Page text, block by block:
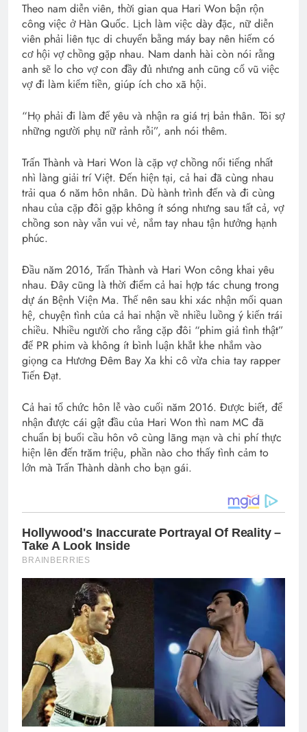
Theo nam diễn viên, thời gian qua Hari Won bận rộn
công việc ở Hàn Quốc. Lịch làm việc dày đặc, nữ diễn
viên phải liên tục di chuyển bằng máy bay nên hiếm có
cơ hội vợ chồng gặp nhau. Nam danh hài còn nói rằng
anh sẽ lo cho vợ con đầy đủ nhưng anh cũng cổ vũ việc
vợ đi làm kiếm tiền, giúp ích cho xã hội.
“Họ phải đi làm để yêu và nhận ra giá trị bản thân. Tôi sợ
những người phụ nữ rảnh rỗi”, anh nói thêm.
Trấn Thành và Hari Won là cặp vợ chồng nổi tiếng nhất
nhì làng giải trí Việt. Đến hiện tại, cả hai đã cùng nhau
trải qua 6 năm hôn nhân. Dù hành trình đến và đi cùng
nhau của cặp đôi gặp không ít sóng nhưng sau tất cả, vợ
chồng son này vẫn vui vẻ, nắm tay nhau tận hưởng hạnh
phúc.
Đầu năm 2016, Trấn Thành và Hari Won công khai yêu
nhau. Đây cũng là thời điểm cả hai hợp tác chung trong
dự án Bệnh Viện Ma. Thế nên sau khi xác nhận mối quan
hệ, chuyện tình của cả hai nhận về nhiều luồng ý kiến trái
chiều. Nhiều người cho rằng cặp đôi “phim giả tình thật”
để PR phim và không ít bình luận khắt khe nhắm vào
giọng ca Hương Đêm Bay Xa khi cô vừa chia tay rapper
Tiến Đạt.
Cả hai tổ chức hôn lễ vào cuối năm 2016. Được biết, để
nhận được cái gật đầu của Hari Won thì nam MC đã
chuẩn bị buổi cầu hôn vô cùng lãng mạn và chi phí thực
hiện lên đến trăm triệu, phần nào cho thấy tình cảm to
lớn mà Trấn Thành dành cho bạn gái.